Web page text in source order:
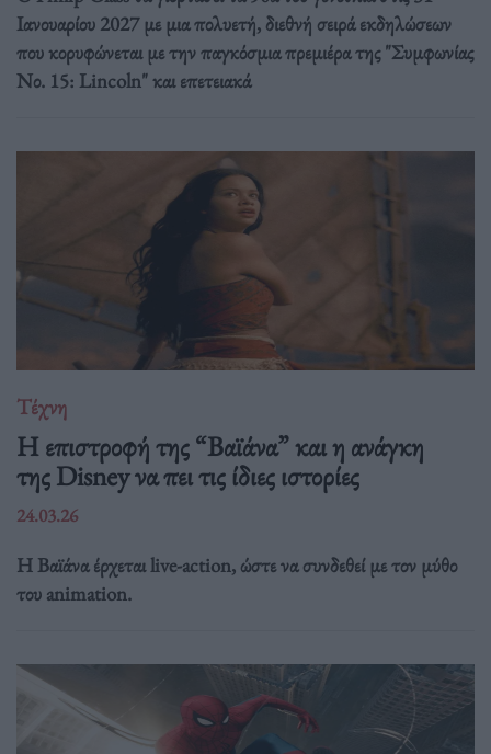
Ιανουαρίου 2027 με μια πολυετή, διεθνή σειρά εκδηλώσεων
που κορυφώνεται με την παγκόσμια πρεμιέρα της "Συμφωνίας
Νο. 15: Lincoln" και επετειακά
Τέχνη
Η επιστροφή της “Βαϊάνα” και η ανάγκη
της Disney να πει τις ίδιες ιστορίες
24.03.26
Η Βαϊάνα έρχεται live-action, ώστε να συνδεθεί με τον μύθο
του animation.